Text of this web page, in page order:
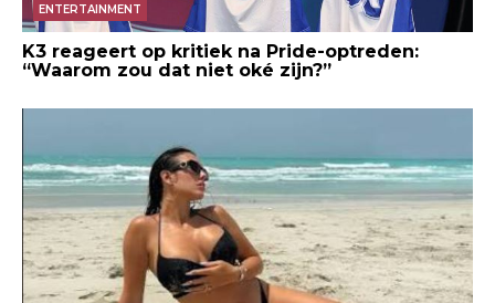
ENTERTAINMENT
K3 reageert op kritiek na Pride-optreden:
“Waarom zou dat niet oké zijn?”